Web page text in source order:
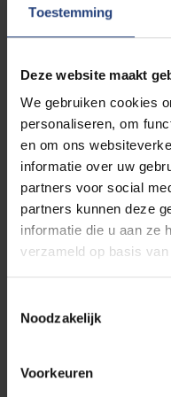
Toestemming
Deze website maakt
We gebruiken cookies
personaliseren, om
en om ons
informatie over uw
partners voor social
partners kunnen deze
informatie die u aan ze
verzameld op basis
Noodzakelijk
Voorkeuren
Het Braemgebouw
modernistische
blikvanger, maar
leeft voort in het
Tempel der
geschiedenis,
symboliek van het
wekt.
De lezer wordt
krijgen, de verhalen
de zoektocht naar
oorspronkelijke